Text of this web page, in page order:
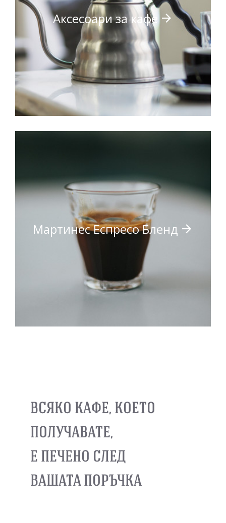
Аксесоари за кафе
Мартинес Еспресо Бленд
ВСЯКО КАФЕ, КОЕТО
ПОЛУЧАВАТЕ,
Е ПЕЧЕНО СЛЕД
ВАШАТА ПОРЪЧКА